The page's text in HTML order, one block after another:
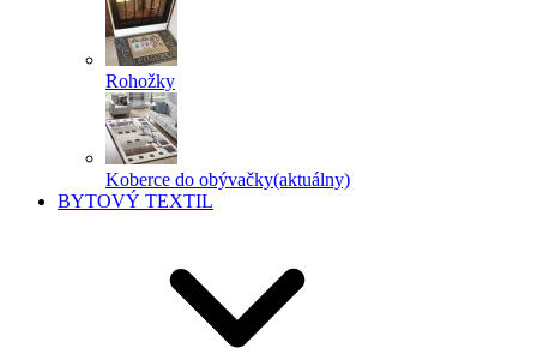
Rohožky
Koberce do obývačky(aktuálny)
BYTOVÝ TEXTIL